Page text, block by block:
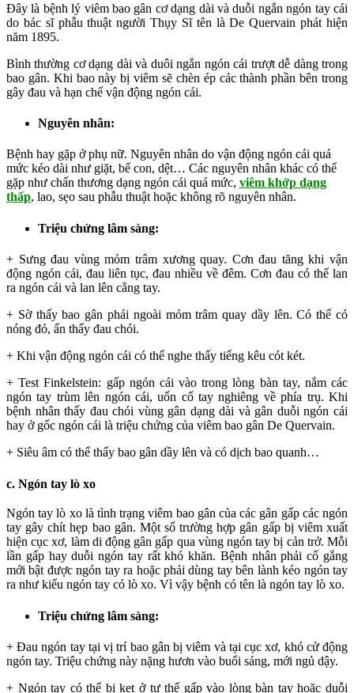
Đây là bệnh lý viêm bao gân cơ dạng dài và duỗi ngắn ngón tay cái
do bác sĩ phẫu thuật người Thụy Sĩ tên là De Quervain phát hiện
năm 1895.
Bình thường cơ dạng dài và duôi ngắn ngón cái trượt dễ dàng trong
bao gân. Khi bao này bị viêm sẽ chèn ép các thành phần bên trong
gây đau và hạn chế vận động ngón cái.
Nguyên nhân:
Bệnh hay gặp ở phụ nữ. Nguyên nhân do vận động ngón cái quá
mức kéo dài như giặt, bế con, dệt… Các nguyên nhân khác có thể
gặp như chấn thương dạng ngón cái quá mức, viêm khớp dạng
thấp, lao, sẹo sau phẫu thuật hoặc không rõ nguyên nhân.
Triệu chứng lâm sàng:
+ Sưng đau vùng mỏm trâm xương quay. Cơn đau tăng khi vận
động ngón cái, đau liên tục, đau nhiều về đêm. Cơn đau có thể lan
ra ngón cái và lan lên cẳng tay.
+ Sờ thấy bao gân phái ngoài mỏm trâm quay dầy lên. Có thể có
nóng đỏ, ấn thấy đau chói.
+ Khi vận động ngón cái có thể nghe thấy tiếng kêu cót két.
+ Test Finkelstein: gấp ngón cái vào trong lòng bàn tay, nắm các
ngón tay trùm lên ngón cái, uốn cổ tay nghiêng về phía trụ. Khi
bệnh nhân thấy đau chói vùng gân dạng dài và gân duỗi ngón cái
hay ở gốc ngón cái là triệu chứng của viêm bao gân De Quervain.
+ Siêu âm có thể thấy bao gân dầy lên và có dịch bao quanh…
c. Ngón tay lò xo
Ngón tay lò xo là tình trạng viêm bao gân của các gân gấp các ngón
tay gây chít hẹp bao gân. Một số trường hợp gân gấp bị viêm xuất
hiện cục xơ, làm di động gân gấp qua vùng ngón tay bị cản trở. Mỗi
lần gấp hay duỗi ngón tay rất khó khăn. Bệnh nhân phải cố gắng
mới bật được ngón tay ra hoặc phải dùng tay bên lành kéo ngón tay
ra như kiểu ngón tay có lò xo. Vì vậy bệnh có tên là ngón tay lò xo.
Triệu chứng lâm sàng:
+ Đau ngón tay tại vị trí bao gân bị viêm và tại cục xơ, khó cử động
ngón tay. Triệu chứng này nặng hươn vào buổi sáng, mới ngủ dậy.
+ Ngón tay có thể bị kẹt ở tư thế gấp vào lòng bàn tay hoặc duỗi